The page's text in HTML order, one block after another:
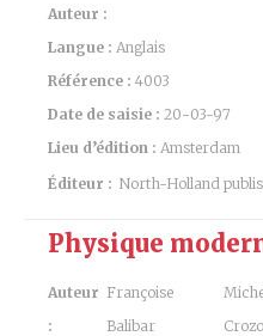
Auteur :
Langue : Anglais
Référence : 4003
Date de saisie : 20-03-97
Lieu d’édition : Amsterdam
Éditeur : North-Holland
Physique
Auteur
:
Françoise
Balibar